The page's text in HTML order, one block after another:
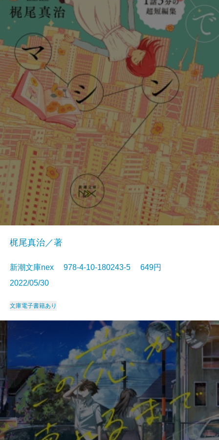
梶尾真治／著
新潮文庫nex 978-4-10-180243-5 649円
2022/05/30
文庫電子書籍あり